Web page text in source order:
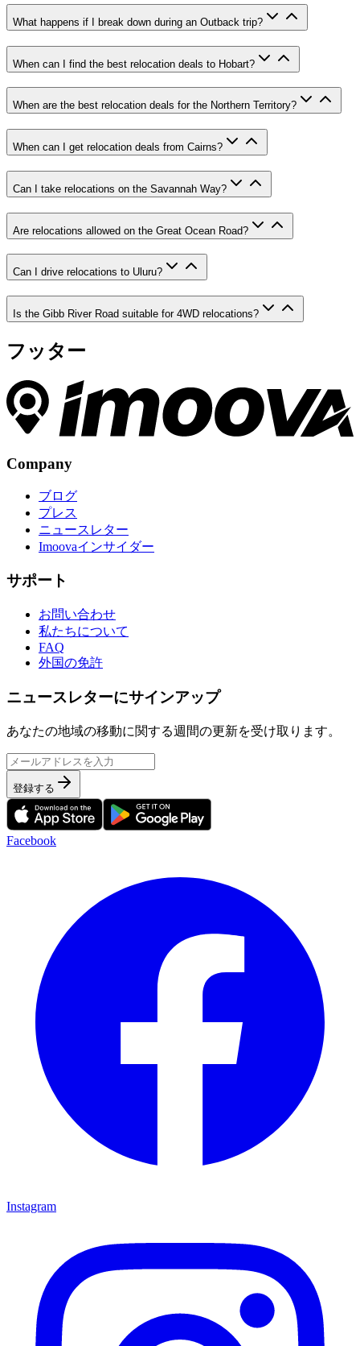
What happens if I break down during an Outback trip?
When can I find the best relocation deals to Hobart?
When are the best relocation deals for the Northern Territory?
When can I get relocation deals from Cairns?
Can I take relocations on the Savannah Way?
Are relocations allowed on the Great Ocean Road?
Can I drive relocations to Uluru?
Is the Gibb River Road suitable for 4WD relocations?
フッター
Company
ブログ
プレス
ニュースレター
Imoovaインサイダー
サポート
お問い合わせ
私たちについて
FAQ
外国の免許
ニュースレターにサインアップ
あなたの地域の移動に関する週間の更新を受け取ります。
登録する
Facebook
Instagram